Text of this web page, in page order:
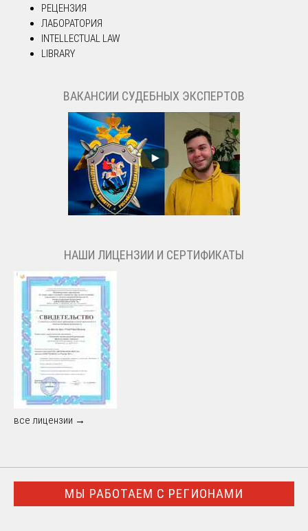
РЕЦЕНЗИЯ
ЛАБОРАТОРИЯ
INTELLECTUAL LAW
LIBRARY
ВАКАНСИИ СУДЕБНЫХ ЭКСПЕРТОВ
НАШИ ЛИЦЕНЗИИ И СЕРТИФИКАТЫ
все лицензии →
МЫ РАБОТАЕМ С РЕГИОНАМИ